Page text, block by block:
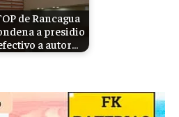
de Rancagua
a presidio
a autor…